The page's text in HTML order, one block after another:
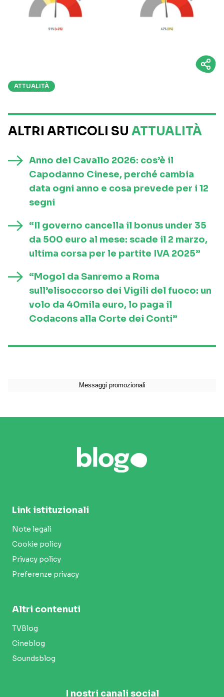
ATTUALITÀ
ALTRI ARTICOLI SU ATTUALITÀ
Anno del Cavallo 2026: cos’è il
Capodanno Cinese, perché cambia
data ogni anno e cosa prevede per i 12
segni
“Il governo cancella il bonus under 35
da 500 euro al mese: scade il 2 marzo,
ultima corsa per le partite IVA 2025”
“Mogol da Sanremo a Roma
sull’elisoccorso dei Vigili del fuoco: un
volo da 40mila euro, lo paga il
Codacons alla Corte dei Conti”
Link istituzionali
Note legali
Cookie policy
Privacy policy
Preferenze privacy
Altri contenuti
TVBlog
Cineblog
Soundsblog
I nostri canali social